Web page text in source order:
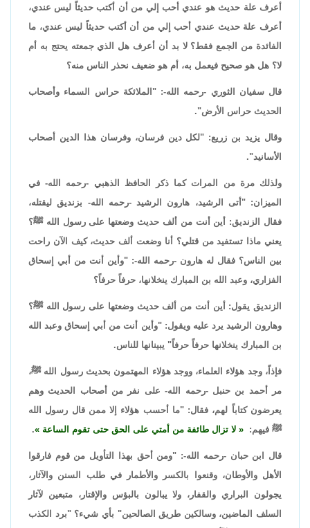
أعرف علة حديث هو عندي أحب إلي من أن أكتب حديثاً ليس عندي،
أعرف علة حديث عندي أحب إلي من أن أكتب حديثاً ليس عندي، ما
الفائدة من الجمع فقط؟ لا بد أن أعرف هل الذي جمعته يحتج به أم
لا؟ هل هو صحيح فيعمل به، أم هو ضعيف نحذر الناس منه؟
قال سفيان الثوري -رحمه الله-: "الملائكة حراس السماء وأصحاب
الحديث حراس الأرض".
وقال يزيد بن زريع: "لكل دين فرسان، وفرسان هذا الدين أصحاب
الأسانيد".
ولذلك مرة من المرات كما ذكر الحافظ الذهبي -رحمه الله- في
الميزان: "أتى الرشيد، هارون الرشيد -رحمه الله- بزنديق ليقتله،
فقال الزنديق: أين أنت من ألف حديث وضعتها على رسول الله ﷺ؟
يعني ماذا تستفيد من قتلي؟ أنا وضعت ألف حديث، كيف الآن راحت
بين الناس؟ فقال له هارون -رحمه الله-: "وأين أنت من أبي إسحاق
الفزاري، وعبد الله بن المبارك ينخلانها، حرفاً حرفاً؟
الزنديق يقول: أين أنت من ألف حديث وضعتها على رسول الله ﷺ؟
وهارون الرشيد يرد عليه ويقول: "وأين أنت من أبي إسحاق وعبد الله
بن المبارك ينخلانها حرفاً حرفاً" يبينانها للناس.
فإذاً، وجد هؤلاء العلماء، ووجد هؤلاء المهتمون بحديث رسول الله ﷺ،
مر أحمد بن حنبل -رحمه الله- على نفر من أصحاب الحديث وهم
يعرضون كتاباً لهم، فقال: "ما أحسب هؤلاء إلا ممن قال رسول الله
ﷺ فيهم:
لا تزال طائفة من أمتي على الحق حتى تقوم الساعة .
قال ابن حبان -رحمه الله-: "ومن أحق بهذا التأويل من قوم فارقوا
الأهل والأوطان، وقنعوا بالكسر والأطمار في طلب السنن والآثار،
يجولون البراري والقفار، ولا يبالون بالبؤس والإقتار، متبعين لآثار
السلف الماضين، وسالكين طريق الصالحين" بأي شيء؟ "برد الكذب